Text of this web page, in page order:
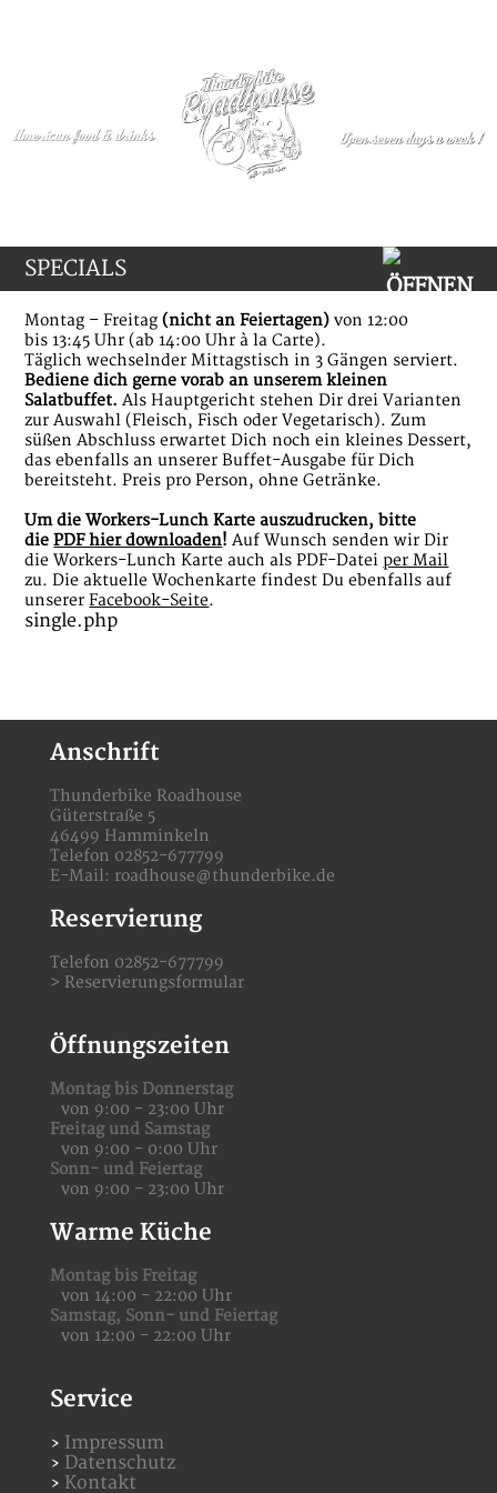
SPECIALS
Montag – Freitag(nicht an Feiertagen)von 12:00
bis 13:45 Uhr (ab 14:00 Uhr à la Carte).
Täglich wechselnder Mittagstisch in 3 Gängen serviert.
Bediene dich gerne vorab an unserem kleinen
Salatbuffet. Als Hauptgericht stehen Dir drei Varianten
zur Auswahl (Fleisch, Fisch oder Vegetarisch). Zum
süßen Abschluss erwartet Dich noch ein kleines Dessert,
das ebenfalls an unserer Buffet-Ausgabe für Dich
bereitsteht. Preis pro Person, ohne Getränke.
Um die Workers-Lunch Karte auszudrucken, bitte
diePDF hier downloaden! Auf Wunsch senden wir Dir
die Workers-Lunch Karte auch als PDF-Datei per Mail
zu. Die aktuelle Wochenkarte findest Du ebenfalls auf
unsererFacebook-Seite.
single.php
Anschrift
Thunderbike Roadhouse
Güterstraße 5
46499 Hamminkeln
Telefon 02852-677799
E-Mail: roadhouse@thunderbike.de
Reservierung
Telefon 02852-677799
> Reservierungsformular
Öffnungszeiten
Montag bis Donnerstag
von 9:00 - 23:00 Uhr
Freitag und Samstag
von 9:00 - 0:00 Uhr
Sonn- und Feiertag
von 9:00 - 23:00 Uhr
Warme Küche
Montag bis Freitag
von 14:00 - 22:00 Uhr
Samstag, Sonn- und Feiertag
von 12:00 - 22:00 Uhr
Service
Impressum
Datenschutz
Kontakt